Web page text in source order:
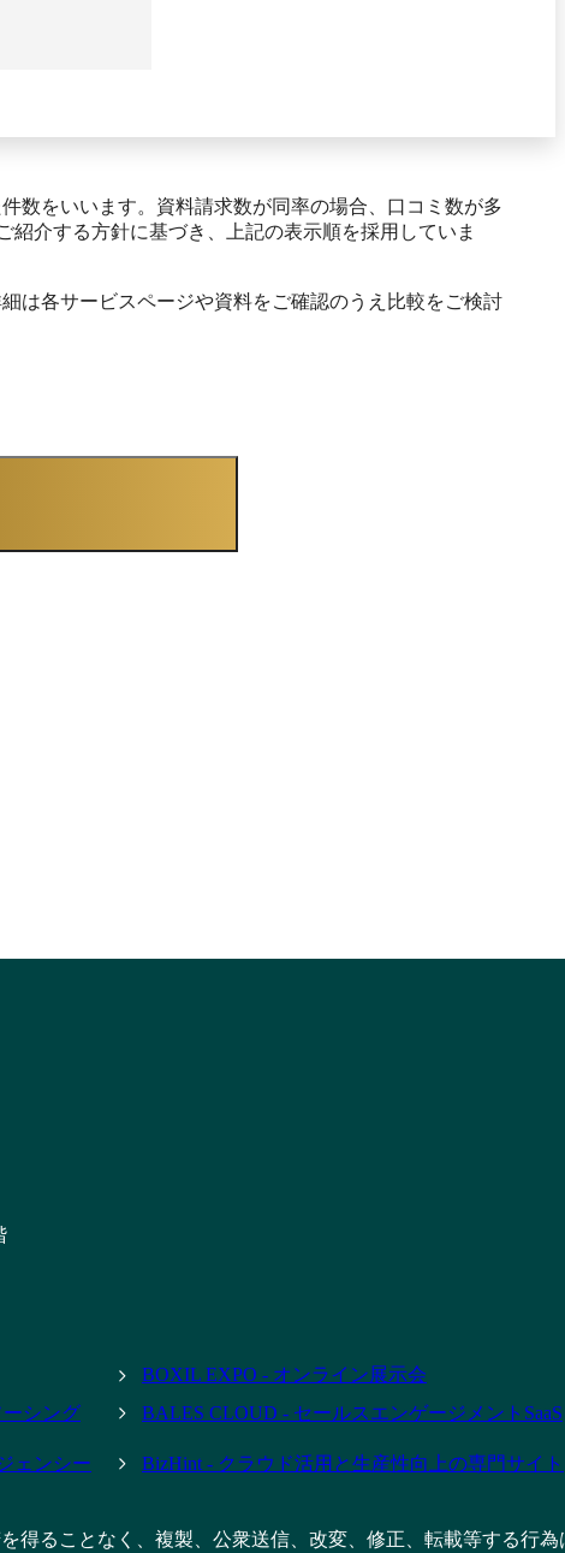
数をいいます。資料請求数が同率の場合、口コミ数が多
介する方針に基づき、上記の表示順を採用していま
は各サービスページや資料をご確認のうえ比較をご検討
BOXIL EXPO - オンライン展示会
シング
BALES CLOUD - セールスエンゲージメントSaaS
ェンシー BizHint - クラウド活用と生産性向上の専門サイト
得ることなく、複製、公衆送信、改変、修正、転載等する行為